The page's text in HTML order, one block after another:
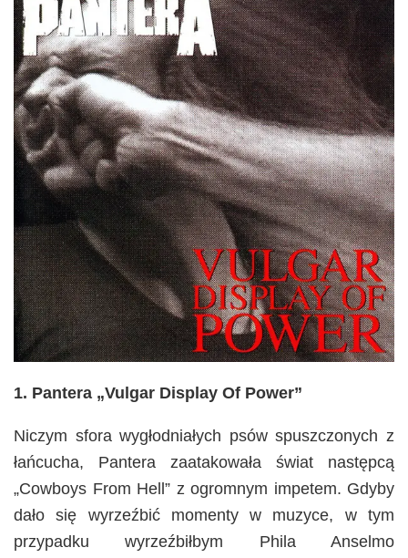
1. Pantera „Vulgar Display Of Power”
Niczym sfora wygłodniałych psów spuszczonych z
łańcucha, Pantera zaatakowała świat następcą
„Cowboys From Hell” z ogromnym impetem. Gdyby
dało się wyrzeźbić momenty w muzyce, w tym
przypadku wyrzeźbiłbym Phila Anselmo